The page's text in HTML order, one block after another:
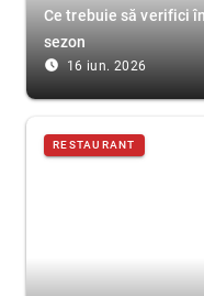
Ce trebuie să verifici
sezon
access_time_filled 16 iun. 2026
RESTAURANT